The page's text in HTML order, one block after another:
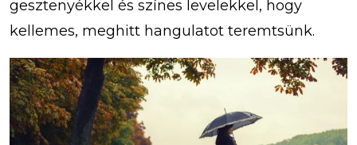
gesztenyékkel és színes levelekkel, hogy
kellemes, meghitt hangulatot teremtsünk.